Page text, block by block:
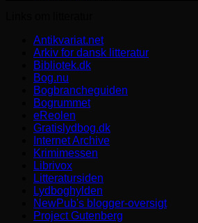
Antikvariat.net
Arkiv for dansk litteratur
Bibliotek.dk
Bog.nu
Bogbrancheguiden
Bogrummet
eReolen
Gratislydbog.dk
Internet Archive
Krimimessen
Librivox
Litteratursiden
Lydboghylden
NewPub's blogger-oversigt
Project Gutenberg